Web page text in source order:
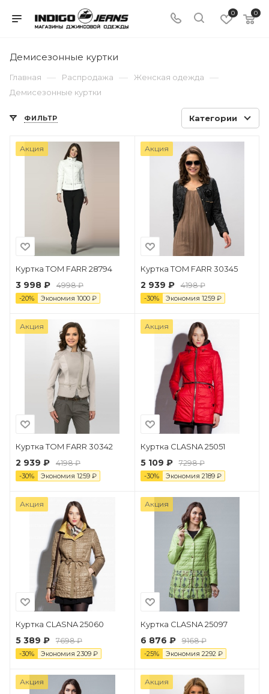
0 0
Демисезонные куртки
Главная — Распродажа — Женская одежда —
Демисезонные куртки
ФИЛЬТР Категории
Акция
Куртка TOM FARR 28794
3 998 ₽ 4998 ₽
-20% Экономия 1000 ₽
Акция
Куртка TOM FARR 30345
2 939 ₽ 4198 ₽
-30% Экономия 1259₽
Акция
Куртка TOM FARR 30342
2 939 ₽ 4198 ₽
-30% Экономия 1259 ₽
Акция
Куртка CLASNA 25051
5 109 ₽ 7298 ₽
-30% Экономия 2189₽
Акция
Куртка CLASNA 25060
5 389 ₽ 7698 ₽
-30% Экономия 2309 ₽
Акция
Куртка CLASNA 25097
6 876 ₽ 9168 ₽
-25% Экономия 2292₽
Акция Акция